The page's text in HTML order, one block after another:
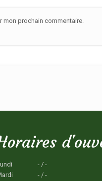
mon prochain commentaire.
- / -
- / -